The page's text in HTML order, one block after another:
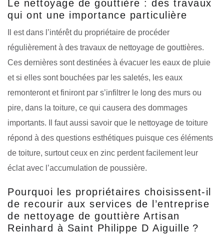
Le nettoyage de gouttière : des travaux
qui ont une importance particulière
Il est dans l’intérêt du propriétaire de procéder
régulièrement à des travaux de nettoyage de gouttières.
Ces dernières sont destinées à évacuer les eaux de pluie
et si elles sont bouchées par les saletés, les eaux
remonteront et finiront par s’infiltrer le long des murs ou
pire, dans la toiture, ce qui causera des dommages
importants. Il faut aussi savoir que le nettoyage de toiture
répond à des questions esthétiques puisque ces éléments
de toiture, surtout ceux en zinc perdent facilement leur
éclat avec l’accumulation de poussière.
Pourquoi les propriétaires choisissent-il
de recourir aux services de l’entreprise
de nettoyage de gouttière Artisan
Reinhard à Saint Philippe D Aiguille ?